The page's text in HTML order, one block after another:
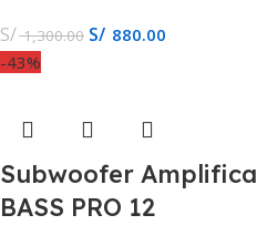
S/1,300.00 S/ 880.00
-43%
Subwoofer
BASS PRO 12